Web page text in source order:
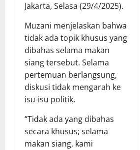
Jakarta, Selasa (29/4/2025).
Muzani menjelaskan bahwa
tidak ada topik khusus yang
dibahas selama makan
siang tersebut. Selama
pertemuan berlangsung,
diskusi tidak mengarah ke
isu-isu politik.
“Tidak ada yang dibahas
secara khusus; selama
makan siang, kami